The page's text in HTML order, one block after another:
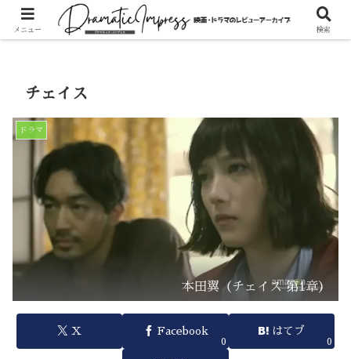
ドラマ
チェイス
ドラマ
本田翼（チェイス 第1章）
X Facebook
0
はてブ
0
メニュー 検索